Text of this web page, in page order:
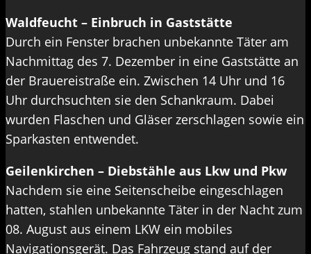
Waldfeucht – Einbruch in Gaststätte
Durch ein Fenster brachen unbekannte Täter am
Nachmittag des 7. Dezember in eine Gaststätte an
der Brauereistraße ein. Zwischen 14 Uhr und 16
Uhr durchsuchten sie den Schankraum. Dabei
wurden Flaschen und Gläser zerschlagen sowie ein
Sparkasten entwendet.
Geilenkirchen – Diebstähle aus Lkw und Pkw
Nachdem sie eine Seitenscheibe eingeschlagen
hatten, stahlen unbekannte Täter in der Nacht zum
08. August aus einem LKW ein mobiles
Navigationsgerät. Das Fahrzeug stand auf der